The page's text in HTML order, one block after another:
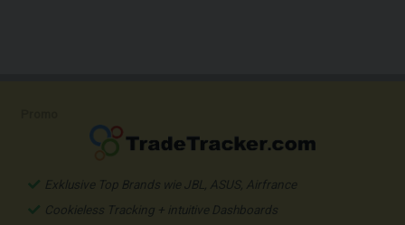
Exklusive Top Brands wie JBL, ASUS, Airfrance
Cookieless Tracking + intuitive Dashboards